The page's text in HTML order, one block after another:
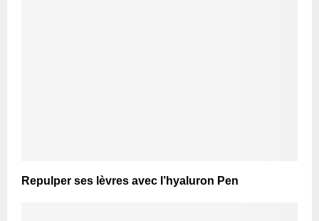
Repulper ses lèvres avec l’hyaluron Pen